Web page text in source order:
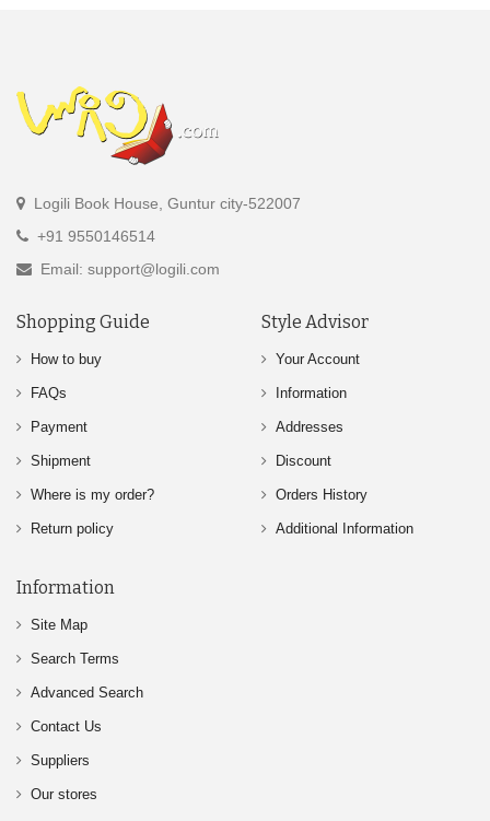
Logili Book House, Guntur city-522007
+91 9550146514
Email: support@logili.com
Shopping Guide
How to buy
FAQs
Payment
Shipment
Where is my order?
Return policy
Style Advisor
Your Account
Information
Addresses
Discount
Orders History
Additional Information
Information
Site Map
Search Terms
Advanced Search
Contact Us
Suppliers
Our stores